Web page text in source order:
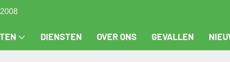
DIENSTEN OVER ONS GEVALLEN